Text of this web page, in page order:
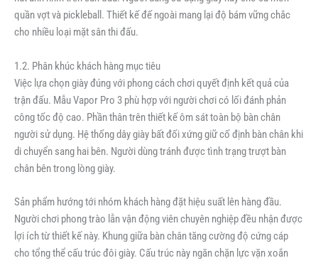
quần vợt và pickleball. Thiết kế đế ngoài mang lại độ bám vững chắc
cho nhiều loại mặt sân thi đấu.
1.2. Phân khúc khách hàng mục tiêu
Việc lựa chọn giày đúng với phong cách chơi quyết định kết quả của
trận đấu. Mẫu Vapor Pro 3 phù hợp với người chơi có lối đánh phản
công tốc độ cao. Phần thân trên thiết kế ôm sát toàn bộ bàn chân
người sử dụng. Hệ thống dây giày bất đối xứng giữ cố định bàn chân khi
di chuyển sang hai bên. Người dùng tránh được tình trạng trượt bàn
chân bên trong lòng giày.
Sản phẩm hướng tới nhóm khách hàng đặt hiệu suất lên hàng đầu.
Người chơi phong trào lẫn vận động viên chuyên nghiệp đều nhận được
lợi ích từ thiết kế này. Khung giữa bàn chân tăng cường độ cứng cáp
cho tổng thể cấu trúc đôi giày. Cấu trúc này ngăn chặn lực vặn xoắn